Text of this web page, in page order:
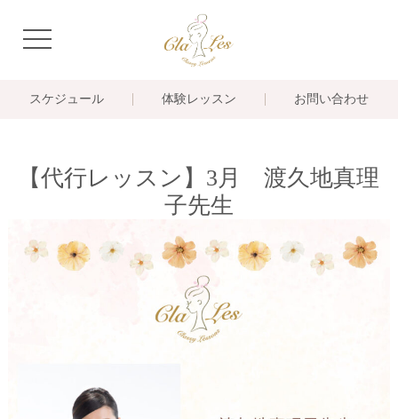
navigation
スケジュール 体験レッスン お問い合わせ
【代行レッスン】3月 渡久地真理
子先生